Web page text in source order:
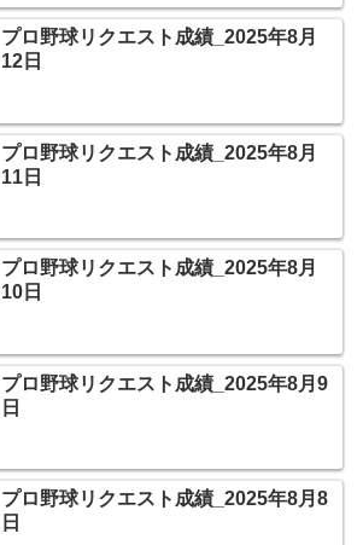
プロ野球リクエスト成績_2025年8月
12日
プロ野球リクエスト成績_2025年8月
11日
プロ野球リクエスト成績_2025年8月
10日
プロ野球リクエスト成績_2025年8月9
日
プロ野球リクエスト成績_2025年8月8
日